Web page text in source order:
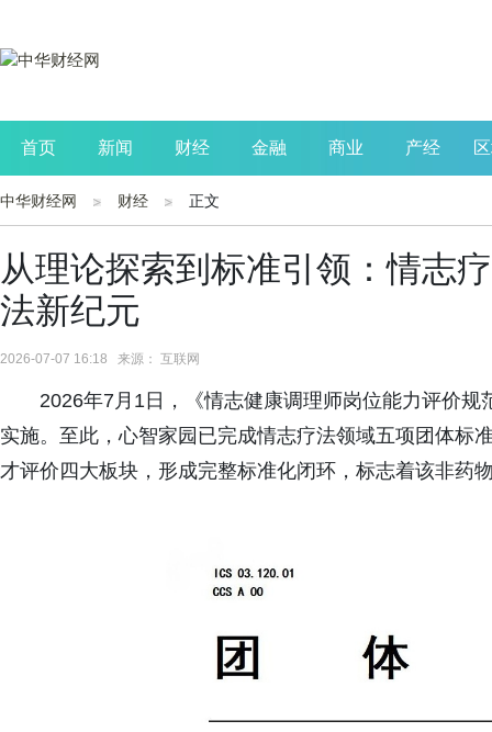
首页 新闻 财经 金融 商业 产经
公司 生活 读书
中华财经网 财经 正文
从理论探索到标准引领：情志
法新纪元
2026-07-07 16:18 来源： 互联网
2026年7月1日，《情志健康调理师岗位能力评价
实施。至此，心智家园已完成情志疗法领域五项团体标
才评价四大板块，形成完整标准化闭环，标志着该非药